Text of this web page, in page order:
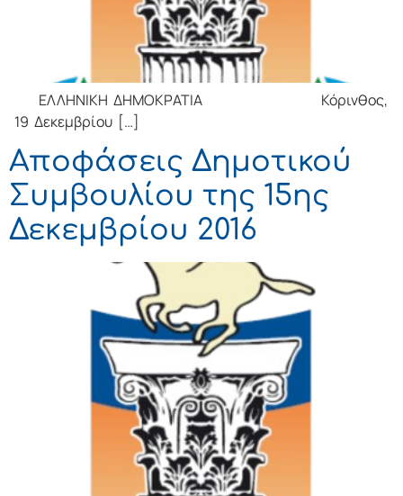
ΕΛΛΗΝΙΚΗ ΔΗΜΟΚΡΑΤΙΑ Κόρινθος,
19 Δεκεμβρίου […]
Αποφάσεις Δημοτικού
Συμβουλίου της 15ης
Δεκεμβρίου 2016